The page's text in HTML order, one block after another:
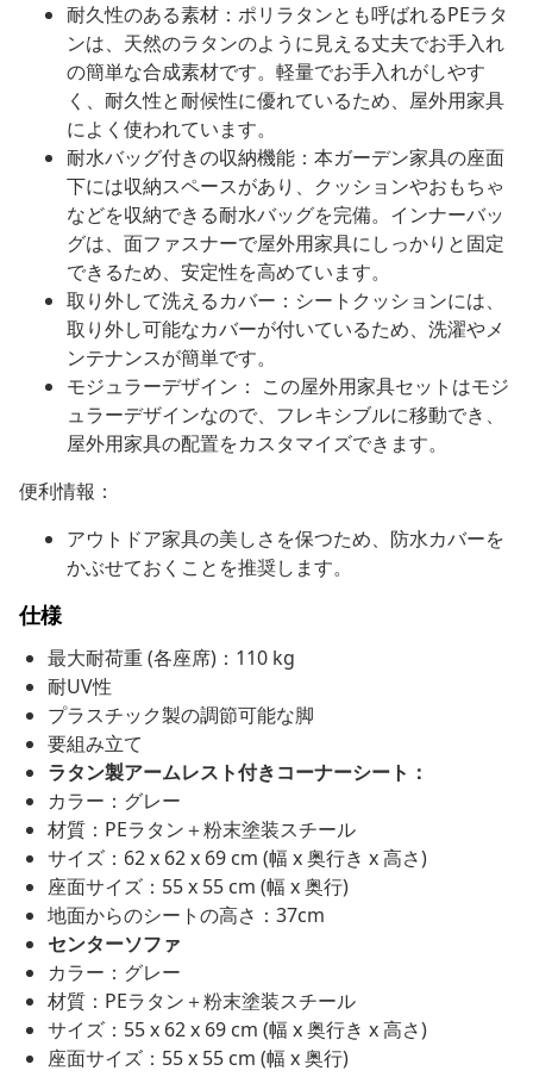
耐久性のある素材：ポリラタンとも呼ばれるPEラタ
ンは、天然のラタンのように見える丈夫でお手入れ
の簡単な合成素材です。軽量でお手入れがしやす
く、耐久性と耐候性に優れているため、屋外用家具
によく使われています。
耐水バッグ付きの収納機能：本ガーデン家具の座面
下には収納スペースがあり、クッションやおもちゃ
などを収納できる耐水バッグを完備。インナーバッ
グは、面ファスナーで屋外用家具にしっかりと固定
できるため、安定性を高めています。
取り外して洗えるカバー：シートクッションには、
取り外し可能なカバーが付いているため、洗濯やメ
ンテナンスが簡単です。
モジュラーデザイン： この屋外用家具セットはモジ
ュラーデザインなので、フレキシブルに移動でき、
屋外用家具の配置をカスタマイズできます。
便利情報：
アウトドア家具の美しさを保つため、防水カバーを
かぶせておくことを推奨します。
仕様
最大耐荷重 (各座席)：110 kg
耐UV性
プラスチック製の調節可能な脚
要組み立て
ラタン製アームレスト付きコーナーシート：
カラー：グレー
材質：PEラタン＋粉末塗装スチール
サイズ：62 x 62 x 69 cm (幅 x 奥行き x 高さ)
座面サイズ：55 x 55 cm (幅 x 奥行)
地面からのシートの高さ：37cm
センターソファ
カラー：グレー
材質：PEラタン＋粉末塗装スチール
サイズ：55 x 62 x 69 cm (幅 x 奥行き x 高さ)
座面サイズ：55 x 55 cm (幅 x 奥行)